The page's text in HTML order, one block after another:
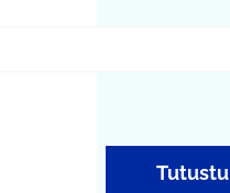
Tutustu